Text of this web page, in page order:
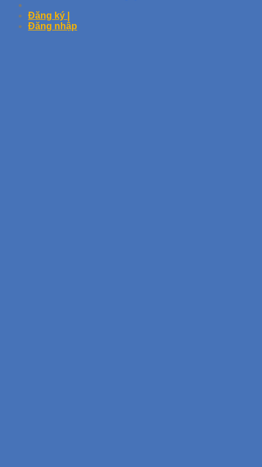
Đăng ký |
Đăng nhập